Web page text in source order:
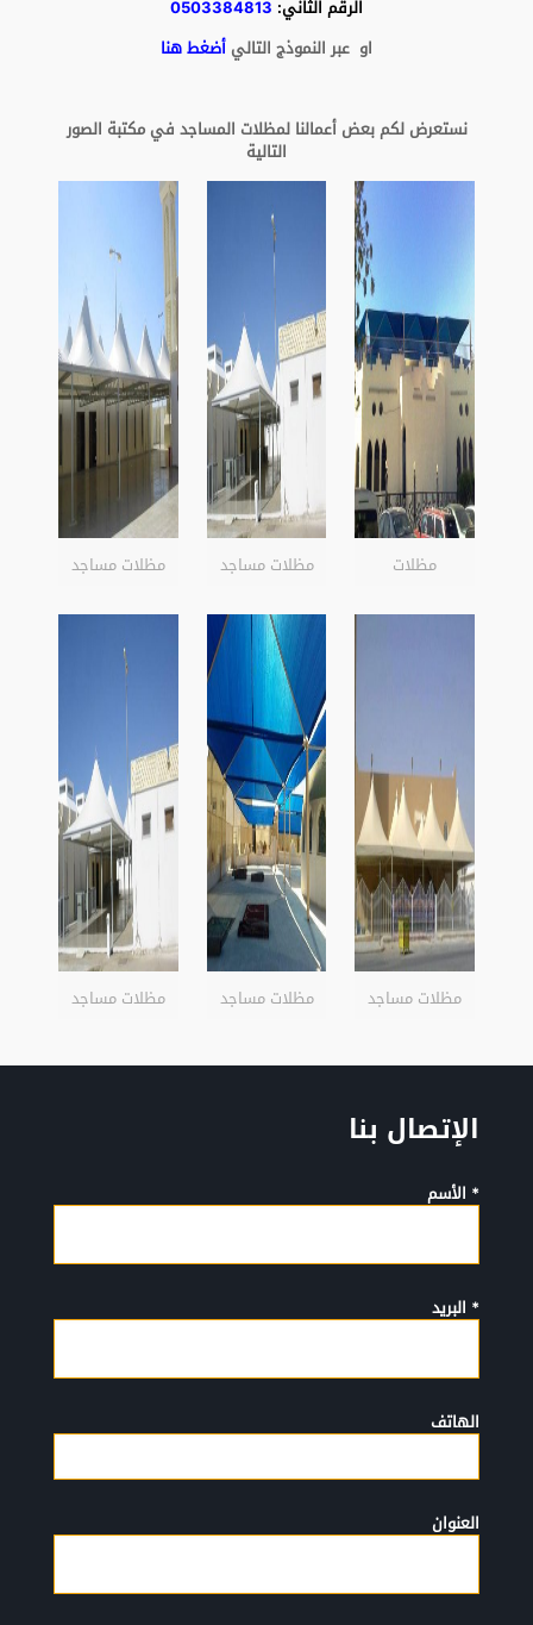
الرقم الثاني: 0503384813
او عبر النموذج التالي أضغط هنا
نستعرض لكم بعض أعمالنا لمظلات المساجد في مكتبة الصور
التالية
مظلات مظلات مساجد مظلات مساجد
مظلات مساجد مظلات مساجد مظلات مساجد
الإتصال بنا
* الأسم
* البريد
الهاتف
العنوان